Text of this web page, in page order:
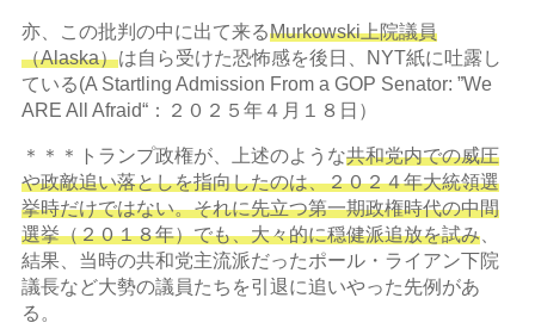
亦、この批判の中に出て来るMurkowski上院議員
（Alaska）は自ら受けた恐怖感を後日、NYT紙に吐露し
ている(A Startling Admission From a GOP Senator: ”We
ARE All Afraid“：２０２５年４月１８日）
＊＊＊トランプ政権が、上述のような共和党内での威圧
や政敵追い落としを指向したのは、２０２４年大統領選
挙時だけではない。それに先立つ第一期政権時代の中間
選挙（２０１８年）でも、大々的に穏健派追放を試み、
結果、当時の共和党主流派だったポール・ライアン下院
議長など大勢の議員たちを引退に追いやった先例があ
る。